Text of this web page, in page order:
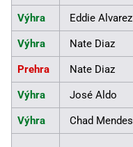
Výhra Eddie Alvarez
Výhra Nate Diaz
Prehra Nate Diaz
Výhra José Aldo
Výhra Chad Mendes